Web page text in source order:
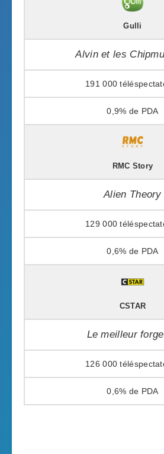
Gulli
Alvin et les
191 000
0,9%
RMC Story
Alien Theory
129 000
0,6%
CSTAR
Le meilleur
126 000
0,6%